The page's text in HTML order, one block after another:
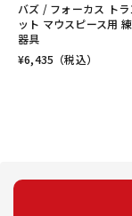
バズ / フォーカス トラ
ット マウスピース用
器具
¥6,435 （税込）